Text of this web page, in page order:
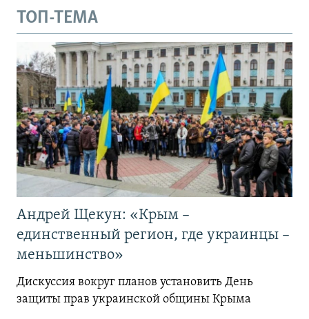
ТОП-ТЕМА
Андрей Щекун: «Крым –
единственный регион, где украинцы –
меньшинство»
Дискуссия вокруг планов установить День
защиты прав украинской общины Крыма